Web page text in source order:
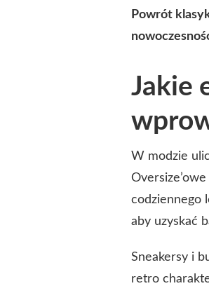
Powrót
Jakie
W modzie
codziennego
aby uzyskać
Sneakersy i
retro